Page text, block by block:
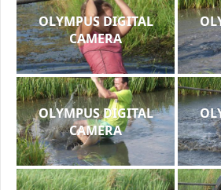
OLYMPUS DIGITAL
CAMERA
OLYMPUS DIGITAL
CAMERA